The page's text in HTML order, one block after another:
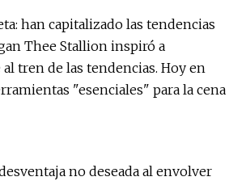
han capitalizado las tendencias
Thee Stallion inspiró a
tren de las tendencias. Hoy en
"esenciales" para la cena
no deseada al envolver